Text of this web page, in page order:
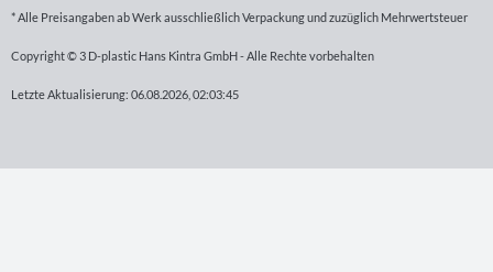
* Alle Preisangaben ab Werk ausschließlich Verpackung und zuzüglich Mehrwertsteuer
Copyright © 3 D-plastic Hans Kintra GmbH - Alle Rechte vorbehalten
Letzte Aktualisierung: 06.08.2026, 02:03:45